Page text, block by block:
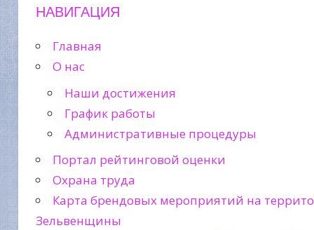
НАВИГАЦИЯ
Главная
О нас
Наши достижения
График работы
Административные процедуры
Портал рейтинговой оценки
Охрана труда
Карта брендовых мероприятий на
Зельвенщины